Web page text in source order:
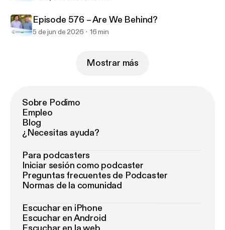
Episode 576 – Are We Behind?
5 de jun de 2026 16 min
Mostrar más
Sobre Podimo
Empleo
Blog
¿Necesitas ayuda?
Para podcasters
Iniciar sesión como podcaster
Preguntas frecuentes de Podcaster
Normas de la comunidad
Escuchar en iPhone
Escuchar en Android